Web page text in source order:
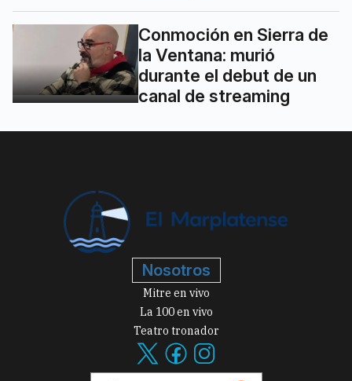
Conmoción en Sierra de
la Ventana: murió
durante el debut de un
canal de streaming
Nosotros
Mitre en vivo
La 100 en vivo
Teatro tronador